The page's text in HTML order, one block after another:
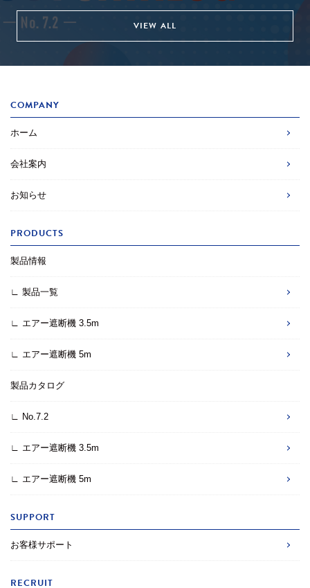
VIEW ALL
COMPANY
ホーム
会社案内
お知らせ
PRODUCTS
製品情報
∟ 製品一覧
∟ エアー遮断機 3.5m
∟ エアー遮断機 5m
製品カタログ
∟ No.7.2
∟ エアー遮断機 3.5m
∟ エアー遮断機 5m
SUPPORT
お客様サポート
RECRUIT